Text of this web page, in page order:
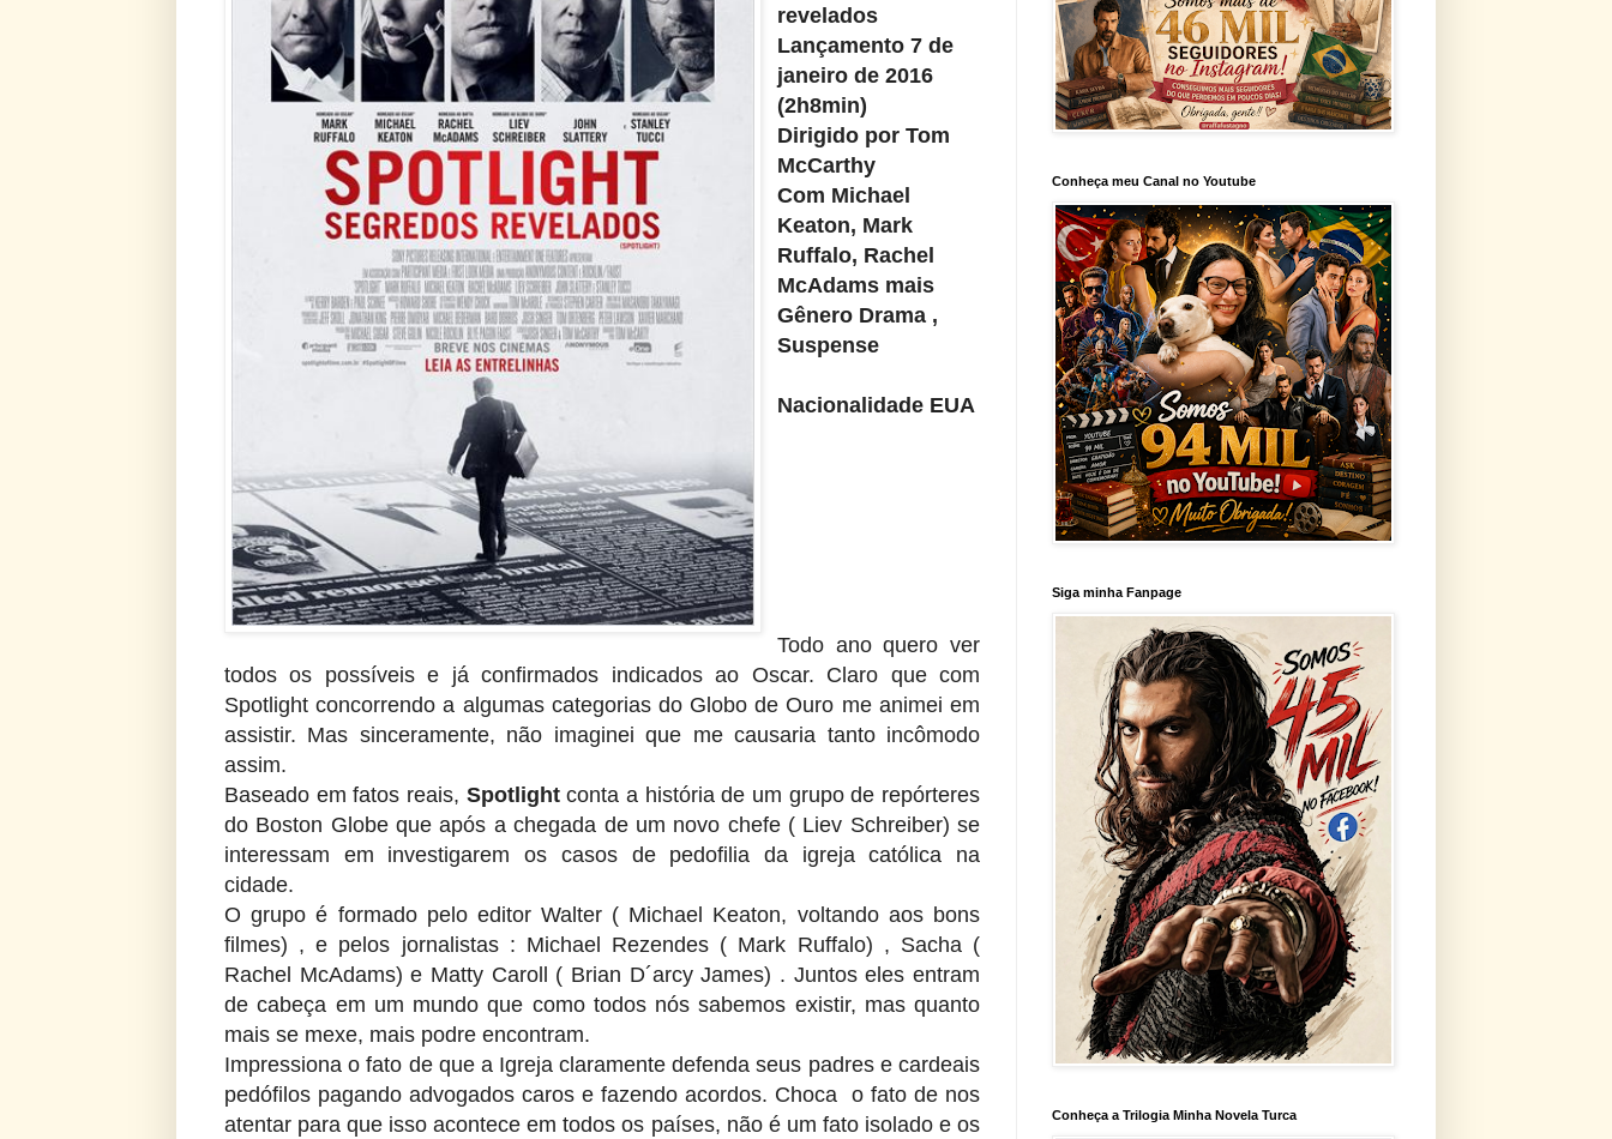
revelados
Lançamento 7 de
janeiro de 2016
(2h8min)
Dirigido por Tom
McCarthy
Com Michael
Keaton, Mark
Ruffalo, Rachel
McAdams mais
Gênero Drama ,
Suspense
Nacionalidade EUA
Todo ano quero ver
todos os possíveis e já confirmados indicados ao Oscar. Claro que com
Spotlight concorrendo a algumas categorias do Globo de Ouro me animei em
assistir. Mas sinceramente, não imaginei que me causaria tanto incômodo
assim.
Baseado em fatos reais, Spotlightconta a história de um grupo de repórteres
do Boston Globe que após a chegada de um novo chefe ( Liev Schreiber) se
interessam em investigarem os casos de pedofilia da igreja católica na
cidade.
O grupo é formado pelo editor Walter ( Michael Keaton, voltando aos bons
filmes) , e pelos jornalistas : Michael Rezendes ( Mark Ruffalo) , Sacha (
Rachel McAdams) e Matty Caroll ( Brian D´arcy James) . Juntos eles entram
de cabeça em um mundo que como todos nós sabemos existir, mas quanto
mais se mexe, mais podre encontram.
Impressiona o fato de que a Igreja claramente defenda seus padres e cardeais
pedófilos pagando advogados caros e fazendo acordos. Choca o fato de nos
atentar para que isso acontece em todos os países, não é um fato isolado e os
Conheça meu Canal no Youtube
Siga minha Fanpage
Conheça a Trilogia Minha Novela Turca